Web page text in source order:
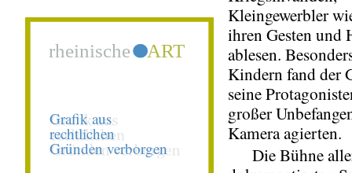
Kleingewerbler
ihren Gesten und
ablesen.
Kindern fand der
seine
großer
Kamera agierten.
Die Bühne